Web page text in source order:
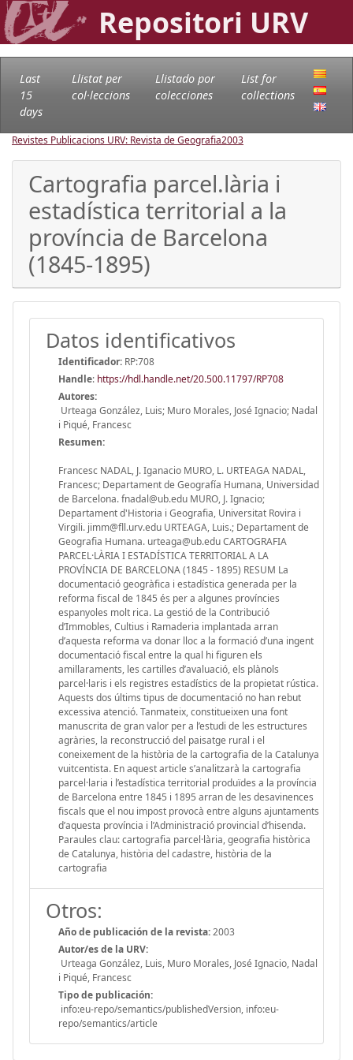
Repositori URV
Last
15
days
Llistat per
col·leccions
Llistado por
colecciones
List for
collections
Revistes Publicacions URV: Revista de Geografia2003
Cartografia parcel.lària i
estadística territorial a la
província de Barcelona
(1845-1895)
Datos identificativos
Identificador: RP:708
Handle: https://hdl.handle.net/20.500.11797/RP708
Autores:
Urteaga González, Luis; Muro Morales, José Ignacio; Nadal
i Piqué, Francesc
Resumen:
Francesc NADAL, J. Iganacio MURO, L. URTEAGA NADAL,
Francesc; Departament de Geografía Humana, Universidad
de Barcelona. fnadal@ub.edu MURO, J. Ignacio;
Departament d'Historia i Geografia, Universitat Rovira i
Virgili. jimm@fll.urv.edu URTEAGA, Luis.; Departament de
Geografia Humana. urteaga@ub.edu CARTOGRAFIA
PARCEL·LÀRIA I ESTADÍSTICA TERRITORIAL A LA
PROVÍNCIA DE BARCELONA (1845 - 1895) RESUM La
documentació geogràfica i estadística generada per la
reforma fiscal de 1845 és per a algunes províncies
espanyoles molt rica. La gestió de la Contribució
d’Immobles, Cultius i Ramaderia implantada arran
d’aquesta reforma va donar lloc a la formació d’una ingent
documentació fiscal entre la qual hi figuren els
amillaraments, les cartilles d’avaluació, els plànols
parcel·laris i els registres estadístics de la propietat rústica.
Aquests dos últims tipus de documentació no han rebut
excessiva atenció. Tanmateix, constitueixen una font
manuscrita de gran valor per a l’estudi de les estructures
agràries, la reconstrucció del paisatge rural i el
coneixement de la història de la cartografia de la Catalunya
vuitcentista. En aquest article s’analitzarà la cartografia
parcel·laria i l’estadística territorial produïdes a la província
de Barcelona entre 1845 i 1895 arran de les desavinences
fiscals que el nou impost provocà entre alguns ajuntaments
d’aquesta província i l’Administració provincial d’hisenda.
Paraules clau: cartografia parcel·lària, geografia històrica
de Catalunya, història del cadastre, història de la
cartografia
Otros:
Año de publicación de la revista:2003
Autor/es de la URV:
Urteaga González, Luis, Muro Morales, José Ignacio, Nadal
i Piqué, Francesc
Tipo de publicación:
info:eu-repo/semantics/publishedVersion, info:eu-
repo/semantics/article